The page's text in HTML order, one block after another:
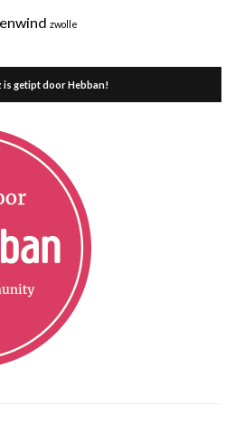
zwolle
is getipt door Hebban!